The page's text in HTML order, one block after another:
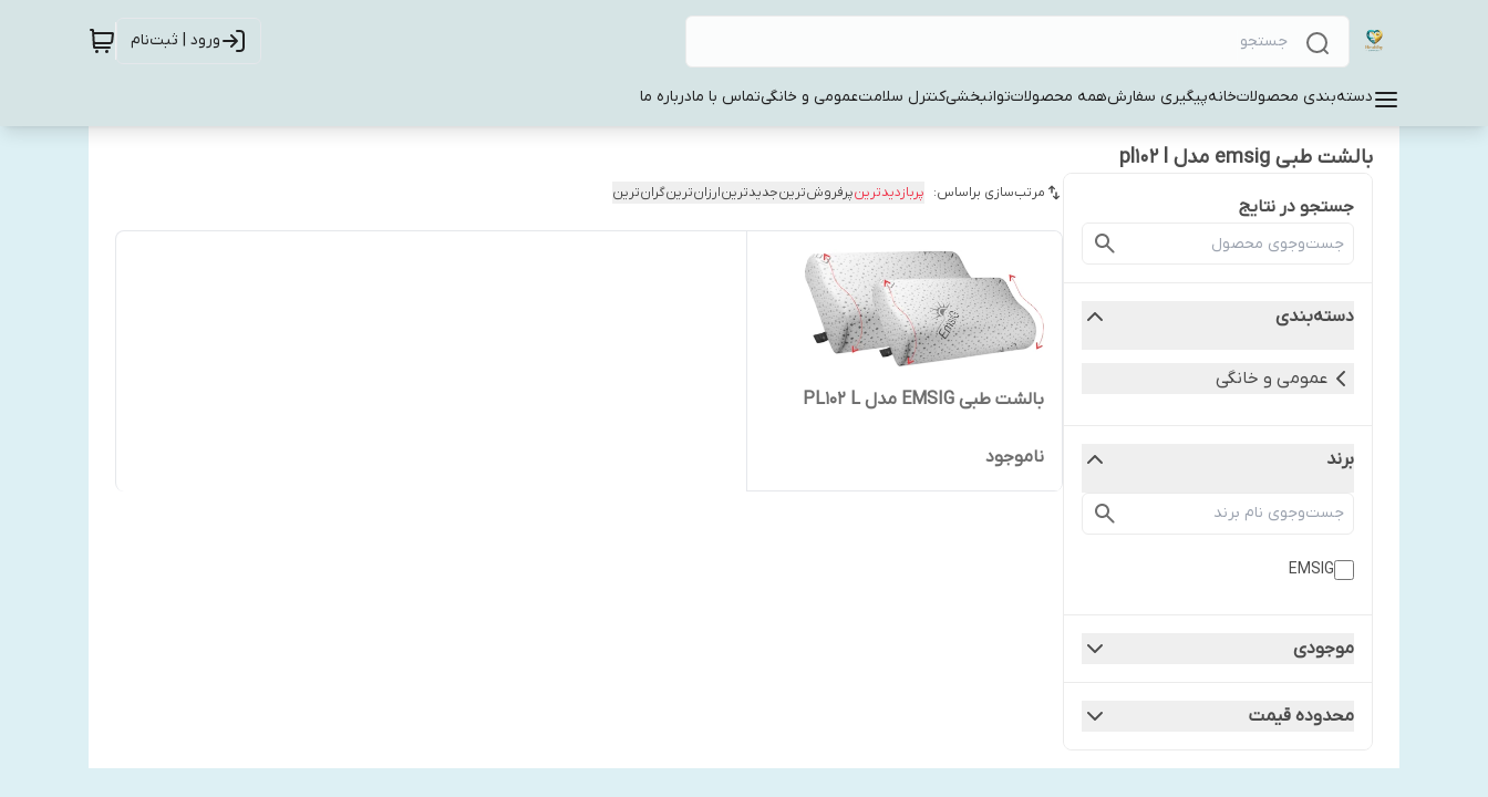
ورود | ثبت‌نام
دسته‌بندی محصولاتخانهپیگیری سفارشهمه محصولاتتوانبخشیکنترل سلامتعمومی و خانگیتماس با مادرباره ما
بالشت طبی emsig مدل pl102 l
جستجو در نتایج
دسته‌بندی
عمومی و خانگی
برند
EMSIG
موجودی
محدوده قیمت
مرتب‌سازی براساس: پربازدیدترینپرفروش‌ترینجدیدترینارزان‌ترینگران‌ترین
بالشت طبی EMSIG مدل PL102 L
ناموجود